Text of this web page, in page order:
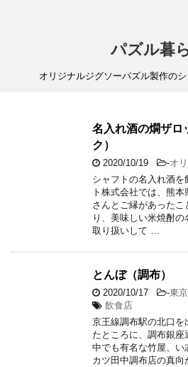
パズル暮
オリジナルジグソーパズル製作の
名入れ酒の燗ザロ
ク）
2020/10/19 -オ
シャフトの名入れ酒
ト株式会社では、熊
さんとご縁があった
り、美味しい米焼酎の
取り扱いして …
とんぼ（調布）
2020/10/17 -東
飲食店
京王線調布駅の北口
たところに、調布銀
中でも有名な竹屋、い
カツ田中調布店の真向